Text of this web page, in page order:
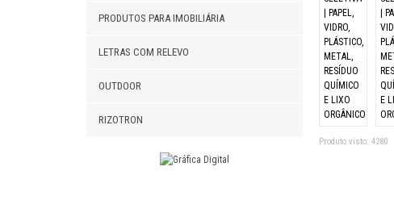
PRODUTOS PARA IMOBILIÁRIA
LETRAS COM RELEVO
OUTDOOR
RIZOTRON
Produto visto: 4280